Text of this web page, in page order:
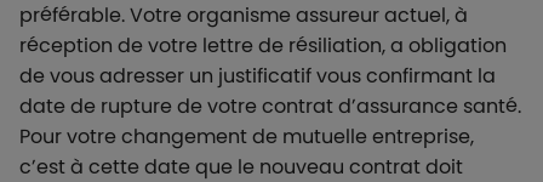
préférable. Votre organisme assureur actuel, à
réception de votre lettre de résiliation, a obligation
de vous adresser un justificatif vous confirmant la
date de rupture de votre contrat d’assurance santé.
Pour votre changement de mutuelle entreprise,
c’est à cette date que le nouveau contrat doit